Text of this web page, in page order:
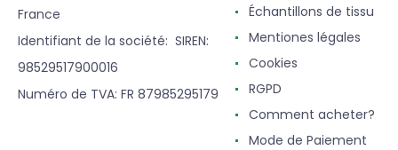
France
Identifiant de la société: SIREN:
98529517900016
Numéro de TVA: FR 87985295179
Échantillons de tissu
Mentiones légales
Cookies
RGPD
Comment acheter?
Mode de Paiement